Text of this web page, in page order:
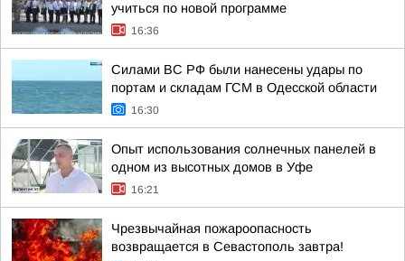
учиться по новой программе
16:36
Силами ВС РФ были нанесены удары по
портам и складам ГСМ в Одесской области
16:30
Опыт использования солнечных панелей в
одном из высотных домов в Уфе
16:21
Чрезвычайная пожароопасность
возвращается в Севастополь завтра!